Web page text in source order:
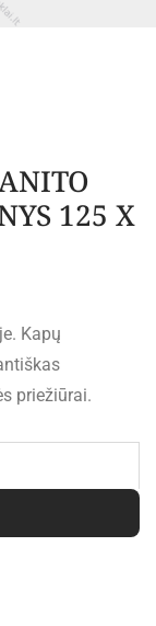
125 X
Kapų
priežiūrai.